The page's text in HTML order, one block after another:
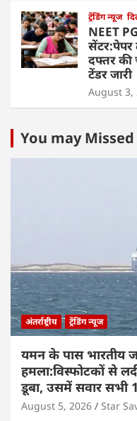
ट्रेंडिंग न्यूज
NEET
दफ्तर की
टेंडर जारी
August 3,
You may Missed
अंतर्राष्ट्रीय ट्रेंडिंग न्यूज
यमन के पास भारतीय
हमला:विस्फोटकों से
डूबा, उसमें सवार सभी
August 5, 2026 Star